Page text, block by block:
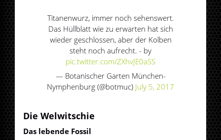
Titanenwurz, immer noch sehenswert.
Das Hüllblatt wie zu erwarten hat sich
wieder geschlossen, aber der Kolben
steht noch aufrecht. - by
pic.twitter.com/ZXhvJE0aSS
— Botanischer Garten München-
Nymphenburg (@botmuc) July 5, 2017
Die Welwitschie
Das lebende Fossil